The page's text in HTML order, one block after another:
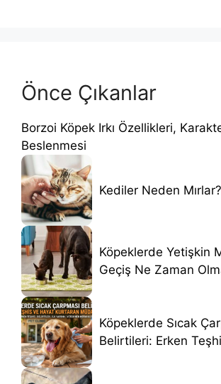
Önce Çıkanlar
Borzoi Köpek Irkı Özellikleri,
Beslenmesi
Kediler Neden Mırlar?
Köpeklerde Yetişkin
Geçiş Ne Zaman
Köpeklerde Sıcak
Belirtileri: Erken